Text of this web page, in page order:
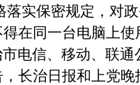
落实保密规定，对
在同一台电脑上使
电信、移动、联通
长治日报和上党